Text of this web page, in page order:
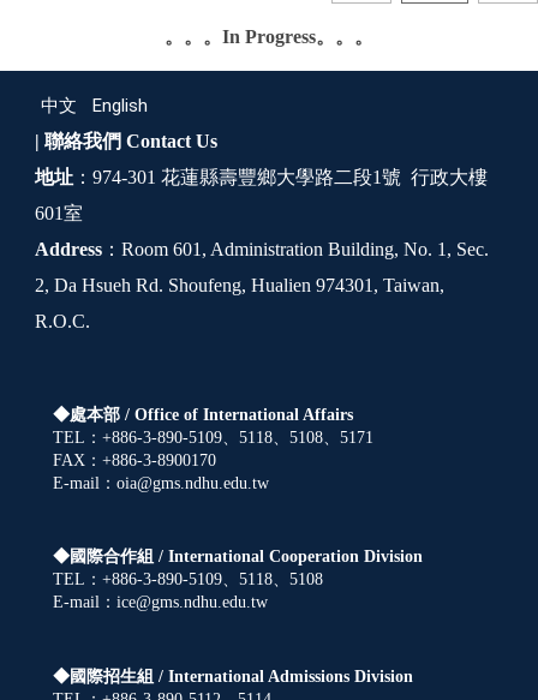
。。。In Progress。。。
中文 English
| 聯絡我們 Contact Us
地址 ：974-301 花蓮縣壽豐鄉大學路二段1號 行政大樓
601室
Address ：Room 601, Administration Building, No. 1, Sec.
2, Da Hsueh Rd. Shoufeng, Hualien 974301, Taiwan,
R.O.C.
◆處本部 / Office of International Affairs
TEL：+886-3-890-5109、5118、5108、5171
FAX：+886-3-8900170
E-mail：oia@gms.ndhu.edu.tw
◆國際合作組 / International Cooperation Division
TEL：+886-3-890-5109、5118、5108
E-mail：ice@gms.ndhu.edu.tw
◆國際招生組 / International Admissions Division